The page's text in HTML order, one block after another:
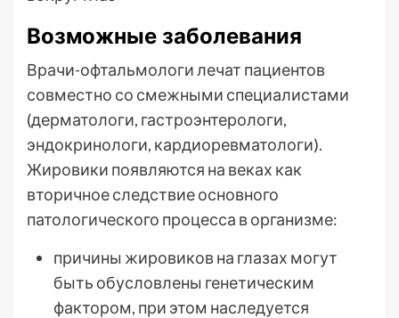
Возможные заболевания
Врачи-офтальмологи лечат пациентов
совместно со смежными специалистами
(дерматологи, гастроэнтерологи,
эндокринологи, кардиоревматологи).
Жировики появляются на веках как
вторичное следствие основного
патологического процесса в организме:
причины жировиков на глазах могут
быть обусловлены генетическим
фактором, при этом наследуется